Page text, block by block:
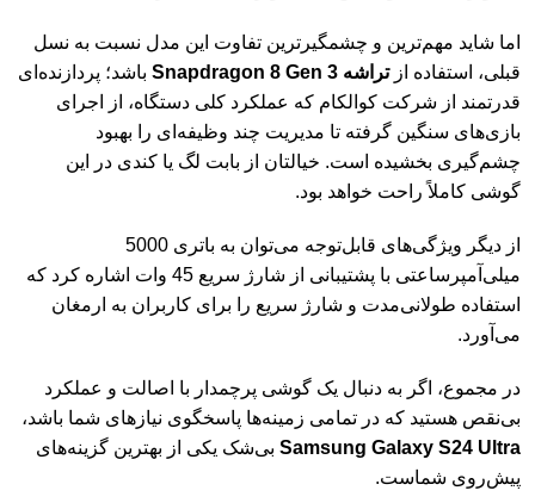
اما شاید مهم‌ترین و چشمگیرترین تفاوت این مدل نسبت به نسل
قبلی، استفاده ازتراشه Snapdragon 8 Gen 3
باشد؛ پردازنده‌ای
قدرتمند از شرکت کوالکام که عملکرد کلی دستگاه، از اجرای
بازی‌های سنگین گرفته تا مدیریت چند وظیفه‌ای را بهبود
چشم‌گیری بخشیده است. خیالتان از بابت لگ یا کندی در این
گوشی کاملاً راحت خواهد بود.
از دیگر ویژگی‌های قابل‌توجه می‌توان به باتری 5000
میلی‌آمپرساعتی با پشتیبانی از شارژ سریع 45 وات اشاره کرد که
استفاده طولانی‌مدت و شارژ سریع را برای کاربران به ارمغان
می‌آورد.
در مجموع، اگر به دنبال یک گوشی پرچمدار با اصالت و عملکرد
بی‌نقص هستید که در تمامی زمینه‌ها پاسخگوی نیازهای شما باشد،
Samsung Galaxy S24 Ultra بی‌شک یکی از بهترین گزینه‌های
پیش‌روی شماست.